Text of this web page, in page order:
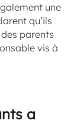
une
qu’ils
parents
vis à
a